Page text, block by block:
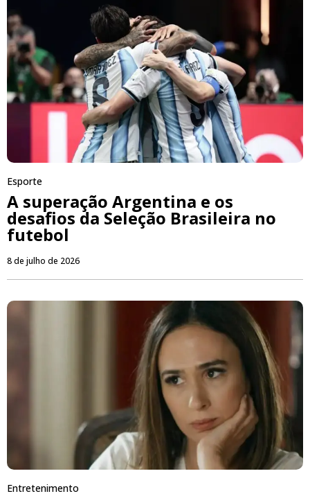
Esporte
A superação Argentina e os
desafios da Seleção Brasileira no
futebol
8 de julho de 2026
Entretenimento